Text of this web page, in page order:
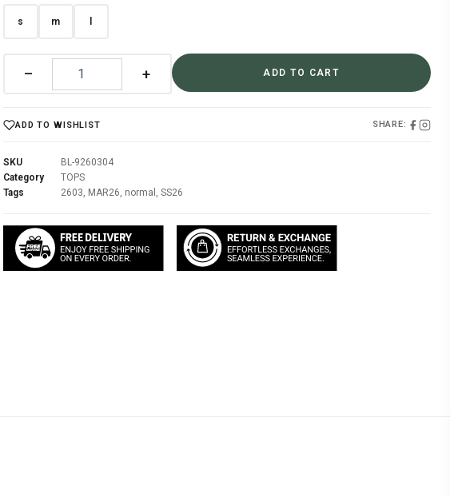
s m
– + ADD TO CART
ADD TO WISHLIST SHARE:
SKU
BL-9260304
Category
TOPS
Tags
2603, MAR26, normal , SS26